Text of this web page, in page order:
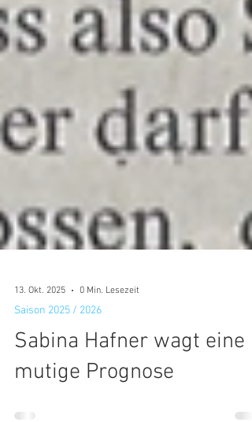
13. Okt. 2025 0 Min. Lesezeit